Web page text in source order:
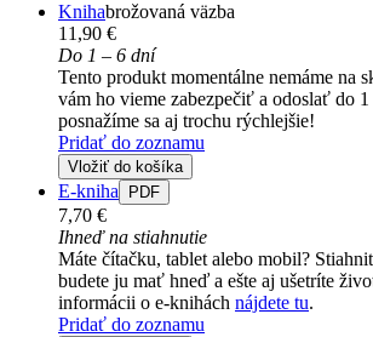
Knihabrožovaná väzba
11,90 €
Do 1 – 6 dní
Tento produkt momentálne nemáme na
vám ho vieme zabezpečiť a odoslať do
posnažíme sa aj trochu rýchlejšie!
Pridať do zoznamu
Vložiť do košíka
E-kniha PDF
7,70 €
Ihneď na stiahnutie
Máte čítačku, tablet alebo mobil?
budete ju mať hneď a ešte aj ušetríte
informácii o e-knihách nájdete tu.
Pridať do zoznamu